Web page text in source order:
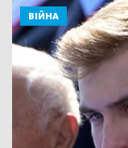
ВІЙНА